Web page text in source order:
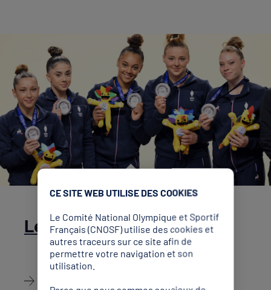
Les Jeux Méditerranéens
CE SITE WEB UTILISE DES COOKIES
Le Comité National Olympique et Sportif
Français (CNOSF) utilise des cookies et
autres traceurs sur ce site afin de
permettre votre navigation et son
utilisation.